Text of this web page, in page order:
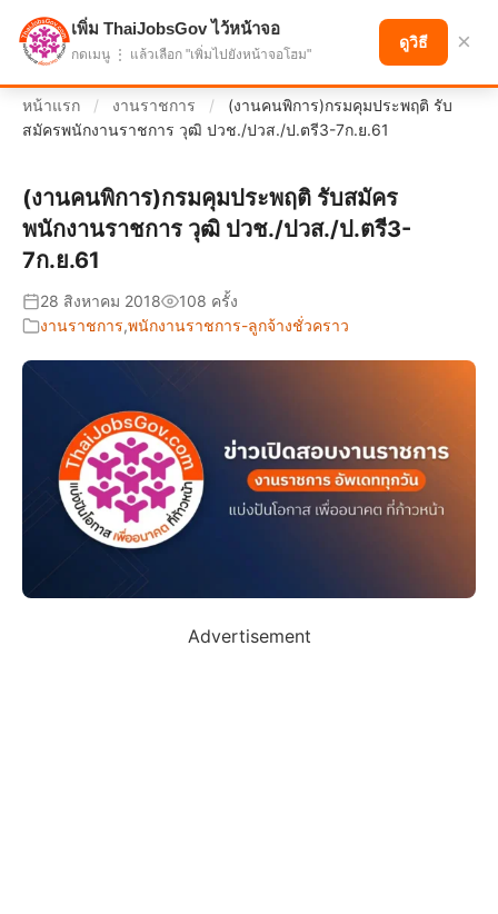
แบ่งปันโอกาส เพื่ออนาคตที่ก้าวหน้า
หน้าแรก / งานราชการ /
(งานคนพิการ)กรมคุมประพฤติ รับ
สมัครพนักงานราชการ วุฒิ ปวช./ปวส./ป.ตรี3-7ก.ย.61
(งานคนพิการ)กรมคุมประพฤติ รับสมัคร
พนักงานราชการ วุฒิ ปวช./ปวส./ป.ตรี3-
7ก.ย.61
28 สิงหาคม 2018
108 ครั้ง
งานราชการ,พนักงานราชการ-ลูกจ้างชั่วคราว
Advertisement
เพิ่ม ThaiJobsGov ไว้หน้าจอ
กดเมนู ⋮ แล้วเลือก "เพิ่มไปยังหน้าจอโฮม"
ดูวิธี ×